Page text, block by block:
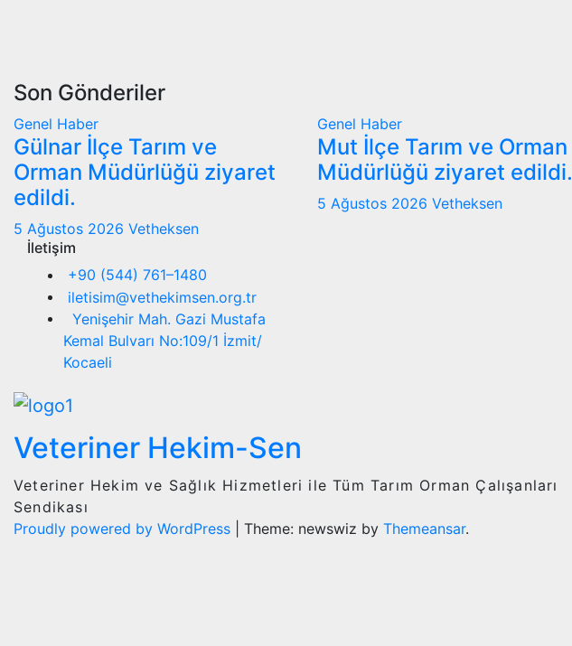
Son Gönderiler
Genel Haber
Gülnar İlçe Tarım ve
Orman Müdürlüğü ziyaret
edildi.
5 Ağustos 2026 Vetheksen
Genel Haber
Mut İlçe Tarım ve Orman
Müdürlüğü ziyaret edildi.
5 Ağustos 2026 Vetheksen
İletişim
+90 (544) 761–1480
iletisim@vethekimsen.org.tr
Yenişehir Mah. Gazi Mustafa
Kemal Bulvarı No:109/1 İzmit/
Kocaeli
Veteriner Hekim-Sen
Veteriner Hekim ve Sağlık Hizmetleri ile Tüm Tarım Orman Çalışanları
Sendikası
Proudly powered by WordPress
Theme: newswiz by Themeansar.